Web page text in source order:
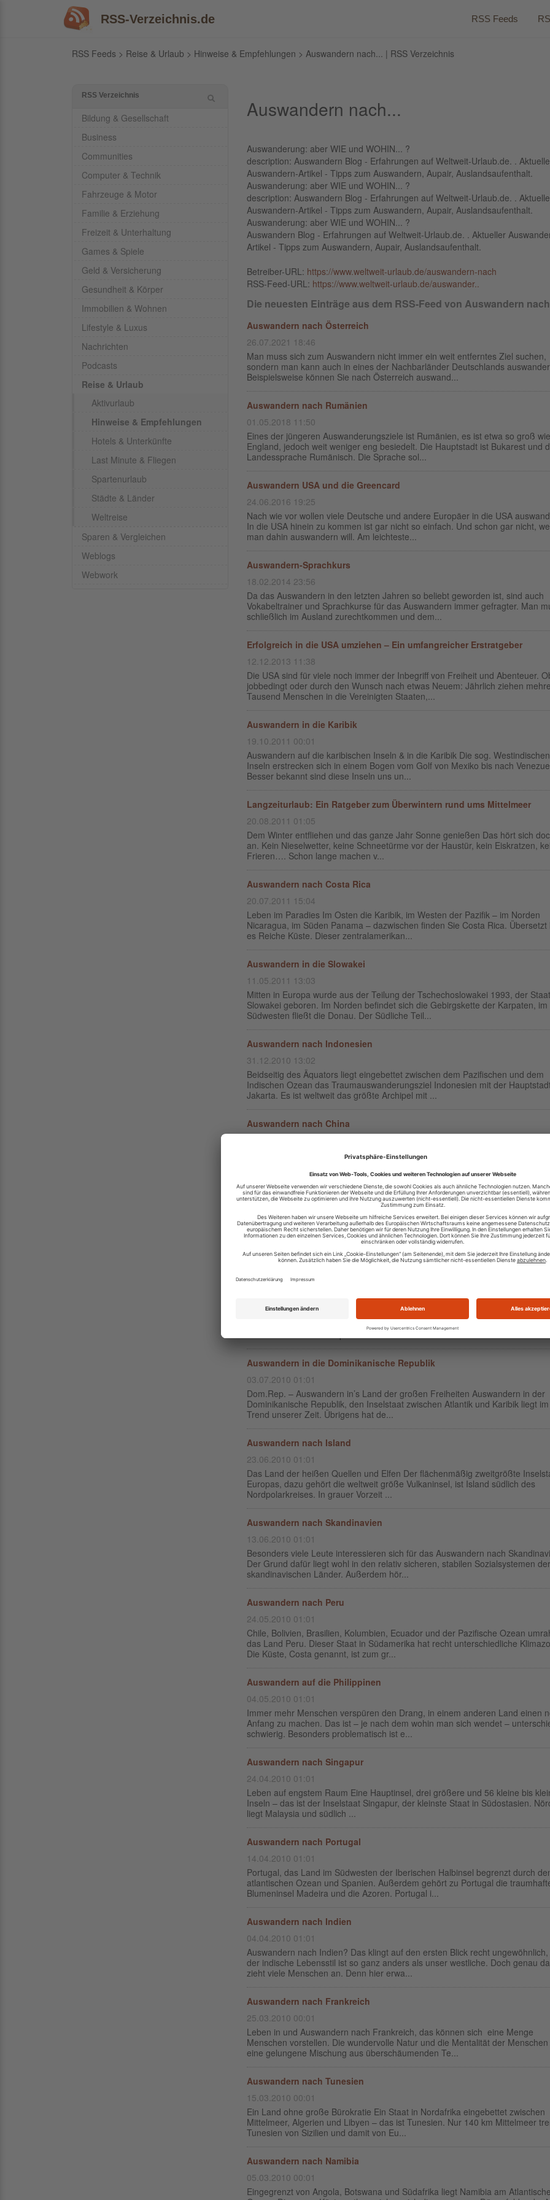
RSS-Verzeichnis.de RSS Feeds
RSS Feeds > Reise & Urlaub > Hinweise & Empfehlungen > Auswandern nach... | RSS Verzeichnis
RSS Verzeichnis
Bildung & Gesellschaft
Business
Communities
Computer & Technik
Fahrzeuge & Motor
Familie & Erziehung
Freizeit & Unterhaltung
Games & Spiele
Geld & Versicherung
Gesundheit & Körper
Immobilien & Wohnen
Lifestyle & Luxus
Nachrichten
Podcasts
Reise & Urlaub
Aktivurlaub
Hinweise & Empfehlungen
Hotels & Unterkünfte
Last Minute & Fliegen
Spartenurlaub
Städte & Länder
Weltreise
Sparen & Vergleichen
Weblogs
Webwork
Auswandern nach...
Auswanderung: aber WIE und WOHIN... ?
description: Auswandern Blog - Erfahrungen auf Weltweit-Urlaub.de. .
Auswandern-Artikel - Tipps zum Auswandern, Aupair, Auslandsaufenthalt.
Auswanderung: aber WIE und WOHIN... ?
description: Auswandern Blog - Erfahrungen auf Weltweit-Urlaub.de. .
Auswandern-Artikel - Tipps zum Auswandern, Aupair, Auslandsaufenthalt.
Auswanderung: aber WIE und WOHIN... ?
Auswandern Blog - Erfahrungen auf Weltweit-Urlaub.de. . Aktueller
Artikel - Tipps zum Auswandern, Aupair, Auslandsaufenthalt.
Betreiber-URL: https://www.weltweit-urlaub.de/auswandern-nach
RSS-Feed-URL: https://www.weltweit-urlaub.de/auswander..
Die neuesten Einträge aus dem RSS-Feed von Auswandern
Auswandern nach Österreich
26.07.2021 18:46
Man muss sich zum Auswandern nicht immer ein weit entferntes Ziel suchen,
sondern man kann auch in eines der Nachbarländer Deutschlands
Beispielsweise können Sie nach Österreich auswand...
Auswandern nach Rumänien
01.05.2018 11:50
Eines der jüngeren Auswanderungsziele ist Rumänien, es ist etwa so groß wie
England, jedoch weit weniger eng besiedelt. Die Hauptstadt ist Bukarest und
Landessprache Rumänisch. Die Sprache sol...
Auswandern USA und die Greencard
24.06.2016 19:25
Nach wie vor wollen viele Deutsche und andere Europäer in die USA
In die USA hinein zu kommen ist gar nicht so einfach. Und schon gar nicht,
man dahin auswandern will. Am leichteste...
Auswandern-Sprachkurs
18.02.2014 23:56
Da das Auswandern in den letzten Jahren so beliebt geworden ist, sind auch
Vokabeltrainer und Sprachkurse für das Auswandern immer gefragter. Man
schließlich im Ausland zurechtkommen und dem...
Erfolgreich in die USA umziehen – Ein umfangreicher Erstratgeber
12.12.2013 11:38
Die USA sind für viele noch immer der Inbegriff von Freiheit und Abenteuer.
jobbedingt oder durch den Wunsch nach etwas Neuem: Jährlich ziehen
Tausend Menschen in die Vereinigten Staaten,...
Auswandern in die Karibik
19.10.2011 00:01
Auswandern auf die karibischen Inseln & in die Karibik Die sog. Westindischen
Inseln erstrecken sich in einem Bogen vom Golf von Mexiko bis nach
Besser bekannt sind diese Inseln uns un...
Langzeiturlaub: Ein Ratgeber zum Überwintern rund ums Mittelmeer
20.08.2011 01:05
Dem Winter entfliehen und das ganze Jahr Sonne genießen Das hört sich
an. Kein Nieselwetter, keine Schneetürme vor der Haustür, kein Eiskratzen,
Frieren…. Schon lange machen v...
Auswandern nach Costa Rica
20.07.2011 15:04
Leben im Paradies Im Osten die Karibik, im Westen der Pazifik – im Norden
Nicaragua, im Süden Panama – dazwischen finden Sie Costa Rica.
es Reiche Küste. Dieser zentralamerikan...
Auswandern in die Slowakei
11.05.2011 13:03
Mitten in Europa wurde aus der Teilung der Tschechoslowakei 1993, der Staat
Slowakei geboren. Im Norden befindet sich die Gebirgskette der Karpaten, im
Südwesten fließt die Donau. Der Südliche Teil...
Auswandern nach Indonesien
31.12.2010 13:02
Beidseitig des Äquators liegt eingebettet zwischen dem Pazifischen und dem
Indischen Ozean das Traumauswanderungsziel Indonesien mit der
Jakarta. Es ist weltweit das größte Archipel mit ...
Auswandern nach China
China – das bevölkerungsreichste Land der Erde, der flächenmäßig größte
sich 14 Nachbarländer. Das s...
Auswandern nach Monaco
30.08.2010 01:01
Man muss sich das mal vorstellen – die Stadt Köln hat eine Fläche von rund
km², darauf verteilen sich 86 Stadtteile. Damit hat jeder Stadtteil im Durchschnitt
eine Fläche von 4 km². Und das...
Nach Slowenien auswandern
Das Emigrieren nach Slowenien sollte mit Bedacht geplant werden, ein
Polster ist ebenfalls ratsam. Eine Arbeitserlaubnis ist weiter nicht nötig,
Auswandern in die Dominikanische Republik
03.07.2010 01:01
Dom.Rep. – Auswandern in’s Land der großen Freiheiten Auswandern in der
Dominikanische Republik, den Inselstaat zwischen Atlantik und Karibik liegt im
Trend unserer Zeit. Übrigens hat de...
Auswandern nach Island
23.06.2010 01:01
Das Land der heißen Quellen und Elfen Der flächenmäßig zweitgrößte
Europas, dazu gehört die weltweit größe Vulkaninsel, ist Island südlich des
Nordpolarkreises. In grauer Vorzeit ...
Auswandern nach Skandinavien
13.06.2010 01:01
Besonders viele Leute interessieren sich für das Auswandern nach
Der Grund dafür liegt wohl in den relativ sicheren, stabilen Sozialsystemen der
skandinavischen Länder. Außerdem hör...
Auswandern nach Peru
24.05.2010 01:01
Chile, Bolivien, Brasilien, Kolumbien, Ecuador und der Pazifische Ozean
das Land Peru. Dieser Staat in Südamerika hat recht unterschiedliche
Die Küste, Costa genannt, ist zum gr...
Auswandern auf die Philippinen
04.05.2010 01:01
Immer mehr Menschen verspüren den Drang, in einem anderen Land einen
Anfang zu machen. Das ist – je nach dem wohin man sich wendet –
schwierig. Besonders problematisch ist e...
Auswandern nach Singapur
24.04.2010 01:01
Leben auf engstem Raum Eine Hauptinsel, drei größere und 56 kleine bis
Inseln – das ist der Inselstaat Singapur, der kleinste Staat in Südostasien.
liegt Malaysia und südlich ...
Auswandern nach Portugal
14.04.2010 01:01
Portugal, das Land im Südwesten der Iberischen Halbinsel begrenzt durch
atlantischen Ozean und Spanien. Außerdem gehört zu Portugal die
Blumeninsel Madeira und die Azoren. Portugal i...
Auswandern nach Indien
04.04.2010 01:01
Auswandern nach Indien? Das klingt auf den ersten Blick recht
der indische Lebensstil ist so ganz anders als unser westliche. Doch genau
zieht viele Menschen an. Denn hier erwa...
Auswandern nach Frankreich
25.03.2010 00:01
Leben in und Auswandern nach Frankreich, das können sich eine Menge
Menschen vorstellen. Die wundervolle Natur und die Mentalität der
eine gelungene Mischung aus überschäumenden Te...
Auswandern nach Tunesien
15.03.2010 00:01
Ein Land ohne große Bürokratie Ein Staat in Nordafrika eingebettet zwischen
Mittelmeer, Algerien und Libyen – das ist Tunesien. Nur 140 km Mittelmeer
Tunesien von Sizilien und damit von Eu...
Auswandern nach Namibia
05.03.2010 00:01
Eingegrenzt von Angola, Botswana und Südafrika liegt Namibia am